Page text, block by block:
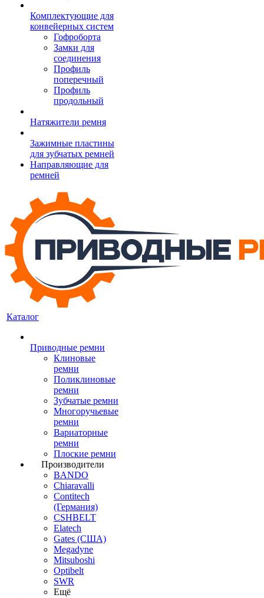
Комплектующие для
конвейерных систем
Гофроборта
Замки для
соединения
Профиль
поперечный
Профиль
продольный
Натяжители ремня
Зажимные пластины
для зубчатых ремней
Направляющие для
ремней
Каталог
Приводные ремни
Клиновые
ремни
Поликлиновые
ремни
Зубчатые ремни
Многоручьевые
ремни
Вариаторные
ремни
Плоские ремни
Производители
BANDO
Chiaravalli
Contitech
(Германия)
CSHBELT
Elatech
Gates (США)
Megadyne
Mitsuboshi
Optibelt
SWR
Ещё